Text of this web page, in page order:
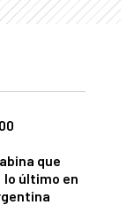
que
último en